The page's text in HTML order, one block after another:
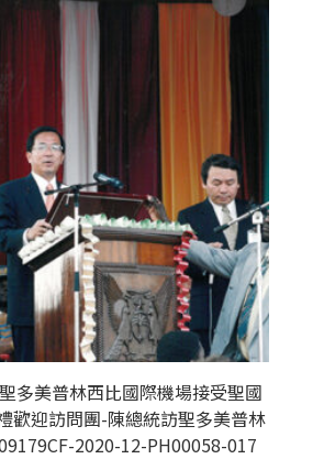
多美普林西比國際機場接受聖國
歡迎訪問團-陳總統訪聖多美普林
2020-12-PH00058-017